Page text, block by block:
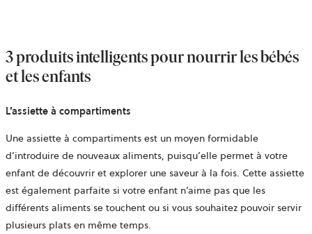
3 produits intelligents pour nourrir les bébés
et les enfants
L’assiette à compartiments
Une assiette à compartiments est un moyen formidable
d’introduire de nouveaux aliments, puisqu’elle permet à votre
enfant de découvrir et explorer une saveur à la fois. Cette assiette
est également parfaite si votre enfant n’aime pas que les
différents aliments se touchent ou si vous souhaitez pouvoir servir
plusieurs plats en même temps.